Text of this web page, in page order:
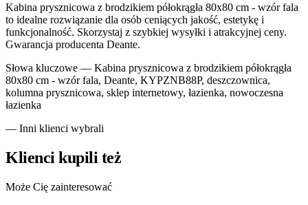
Kabina prysznicowa z brodzikiem półokrągła 80x80 cm - wzór fala
to idealne rozwiązanie dla osób ceniących jakość, estetykę i
funkcjonalność. Skorzystaj z szybkiej wysyłki i atrakcyjnej ceny.
Gwarancja producenta Deante.
Słowa kluczowe — Kabina prysznicowa z brodzikiem półokrągła
80x80 cm - wzór fala, Deante, KYPZNB88P, deszczownica,
kolumna prysznicowa, sklep internetowy, łazienka, nowoczesna
łazienka
— Inni klienci wybrali
Klienci kupili też
Może Cię zainteresować